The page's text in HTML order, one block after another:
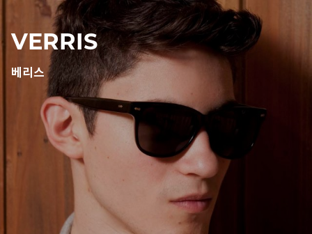
VERRIS
베리스